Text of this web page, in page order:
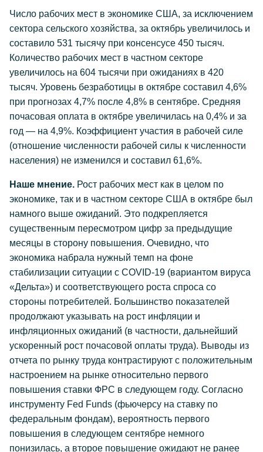
Число рабочих мест в экономике США, за исключением
сектора сельского хозяйства, за октябрь увеличилось и
составило 531 тысячу при консенсусе 450 тысяч.
Количество рабочих мест в частном секторе
увеличилось на 604 тысячи при ожиданиях в 420
тысяч. Уровень безработицы в октябре составил 4,6%
при прогнозах 4,7% после 4,8% в сентябре. Средняя
почасовая оплата в октябре увеличилась на 0,4% и за
год — на 4,9%. Коэффициент участия в рабочей силе
(отношение численности рабочей силы к численности
населения) не изменился и составил 61,6%.
Наше мнение. Рост рабочих мест как в целом по
экономике, так и в частном секторе США в октябре был
намного выше ожиданий. Это подкрепляется
существенным пересмотром цифр за предыдущие
месяцы в сторону повышения. Очевидно, что
экономика набрала нужный темп на фоне
стабилизации ситуации с COVID-19 (вариантом вируса
«Дельта») и соответствующего роста спроса со
стороны потребителей. Большинство показателей
продолжают указывать на рост инфляции и
инфляционных ожиданий (в частности, дальнейший
ускоренный рост почасовой оплаты труда). Выводы из
отчета по рынку труда контрастируют с положительным
настроением на рынке относительно первого
повышения ставки ФРС в следующем году. Согласно
инструменту Fed Funds (фьючерсу на ставку по
федеральным фондам), вероятность первого
повышения в следующем сентябре немного
понизилась, а второе повышение ожидают не ранее